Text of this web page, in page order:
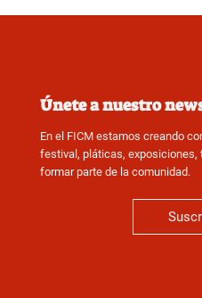
Únete a nuestro
En el FICM estamos creando
festival, pláticas, exposiciones,
formar parte de la comunidad.